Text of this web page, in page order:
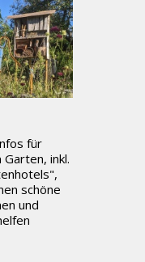
für
inkl.
schöne
und